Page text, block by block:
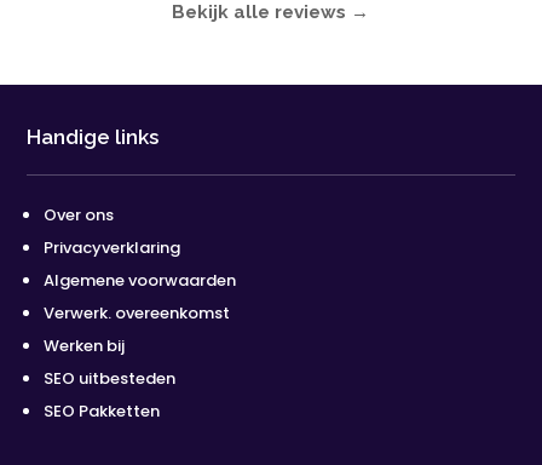
Bekijk alle reviews →
Handige links
Over ons
Privacyverklaring
Algemene voorwaarden
Verwerk. overeenkomst
Werken bij
SEO uitbesteden
SEO Pakketten